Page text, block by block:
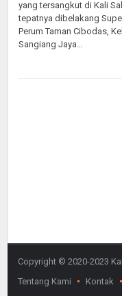
yang tersangkut di Kali
tepatnya dibelakang
Perum Taman Cibodas,
Sangiang Jaya…
Copyright © 2020-2023
Tentang Kami
Kontak